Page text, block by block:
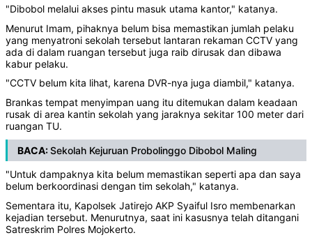
"Dibobol melalui akses pintu masuk utama kantor," katanya.
Menurut Imam, pihaknya belum bisa memastikan jumlah pelaku
yang menyatroni sekolah tersebut lantaran rekaman CCTV yang
ada di dalam ruangan tersebut juga raib dirusak dan dibawa
kabur pelaku.
"CCTV belum kita lihat, karena DVR-nya juga diambil," katanya.
Brankas tempat menyimpan uang itu ditemukan dalam keadaan
rusak di area kantin sekolah yang jaraknya sekitar 100 meter dari
ruangan TU.
BACA:Sekolah Kejuruan Probolinggo Dibobol Maling
"Untuk dampaknya kita belum memastikan seperti apa dan saya
belum berkoordinasi dengan tim sekolah," katanya.
Sementara itu, Kapolsek Jatirejo AKP Syaiful Isro membenarkan
kejadian tersebut. Menurutnya, saat ini kasusnya telah ditangani
Satreskrim Polres Mojokerto.